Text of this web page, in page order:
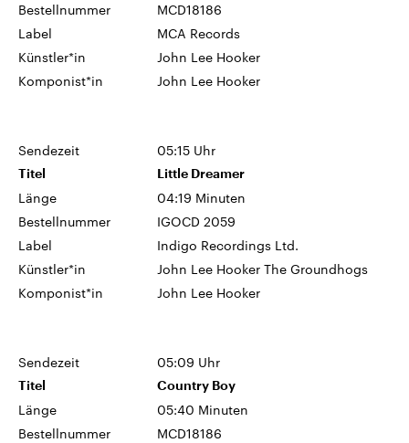
Bestellnummer
MCD18186
Label
MCA Records
Künstler*in
John Lee Hooker
Komponist*in
John Lee Hooker
Sendezeit 05:15 Uhr
Titel Little Dreamer
Länge
04:19 Minuten
Bestellnummer
IGOCD 2059
Label
Indigo Recordings Ltd.
Künstler*in
John Lee Hooker The Groundhogs
Komponist*in
John Lee Hooker
Sendezeit 05:09 Uhr
Titel Country Boy
Länge
05:40 Minuten
Bestellnummer
MCD18186